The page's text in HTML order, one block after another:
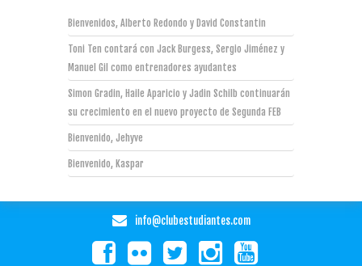
Bienvenidos, Alberto Redondo y David Constantin
Toni Ten contará con Jack Burgess, Sergio Jiménez y
Manuel Gil como entrenadores ayudantes
Simon Gradin, Haile Aparicio y Jadin Schilb continuarán
su crecimiento en el nuevo proyecto de Segunda FEB
Bienvenido, Jehyve
Bienvenido, Kaspar
info@clubestudiantes.com